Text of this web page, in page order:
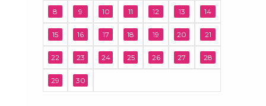
8 9 10 11 12 13 14
15 16 17 18 19 20 21
22 23 24 25 26 27 28
29 30